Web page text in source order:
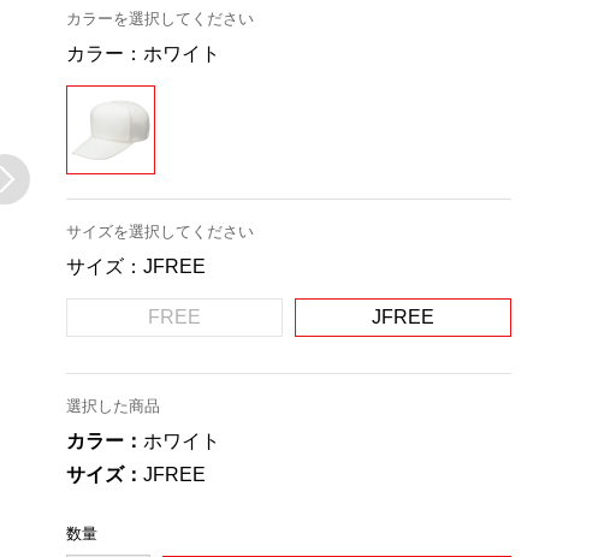
カラーを選択してください
カラー： ホワイト
サイズを選択してください
サイズ： JFREE
FREE JFREE
選択した商品
カラー： ホワイト
サイズ： JFREE
数量